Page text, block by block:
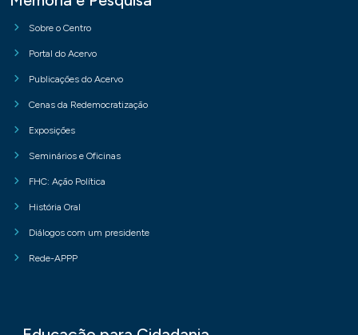
Sobre o Centro
Portal do Acervo
Publicações do Acervo
Cenas da Redemocratização
Exposições
Seminários e Oficinas
FHC: Ação Política
História Oral
Diálogos com um presidente
Rede-APPP